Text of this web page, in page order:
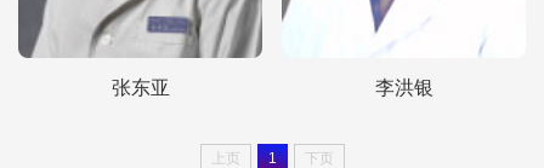
张东亚 李洪银
上页 1 下页